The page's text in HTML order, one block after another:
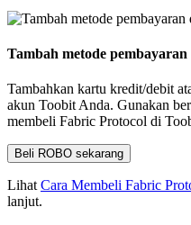
Tambah metode
Tambahkan kartu kredit/debit
akun Toobit Anda. Gunakan
membeli Fabric Protocol di
Beli ROBO sekarang
Lihat Cara Membeli Fabric
lanjut.